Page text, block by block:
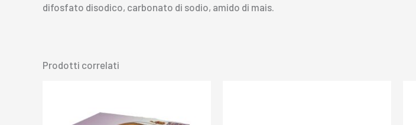
difosfato disodico, carbonato di sodio, amido di mais.
Prodotti correlati